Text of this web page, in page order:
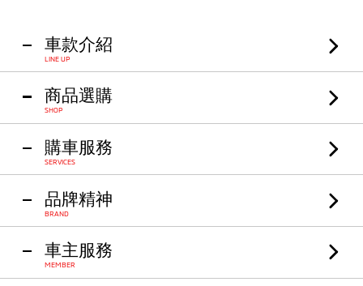
車款介紹
LINE UP
商品選購
SHOP
購車服務
SERVICES
品牌精神
BRAND
車主服務
MEMBER